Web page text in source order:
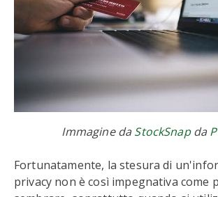
Immagine da StockSnapda
Fortunatamente, la stesura di
privacy non è così impegnativa come